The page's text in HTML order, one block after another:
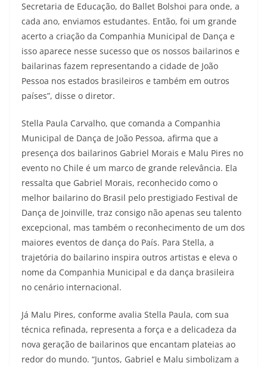
Secretaria de Educação, do Ballet Bolshoi para onde, a
cada ano, enviamos estudantes. Então, foi um grande
acerto a criação da Companhia Municipal de Dança e
isso aparece nesse sucesso que os nossos bailarinos e
bailarinas fazem representando a cidade de João
Pessoa nos estados brasileiros e também em outros
países”, disse o diretor.
Stella Paula Carvalho, que comanda a Companhia
Municipal de Dança de João Pessoa, afirma que a
presença dos bailarinos Gabriel Morais e Malu Pires no
evento no Chile é um marco de grande relevância. Ela
ressalta que Gabriel Morais, reconhecido como o
melhor bailarino do Brasil pelo prestigiado Festival de
Dança de Joinville, traz consigo não apenas seu talento
excepcional, mas também o reconhecimento de um dos
maiores eventos de dança do País. Para Stella, a
trajetória do bailarino inspira outros artistas e eleva o
nome da Companhia Municipal e da dança brasileira
no cenário internacional.
Já Malu Pires, conforme avalia Stella Paula, com sua
técnica refinada, representa a força e a delicadeza da
nova geração de bailarinos que encantam plateias ao
redor do mundo. “Juntos, Gabriel e Malu simbolizam a